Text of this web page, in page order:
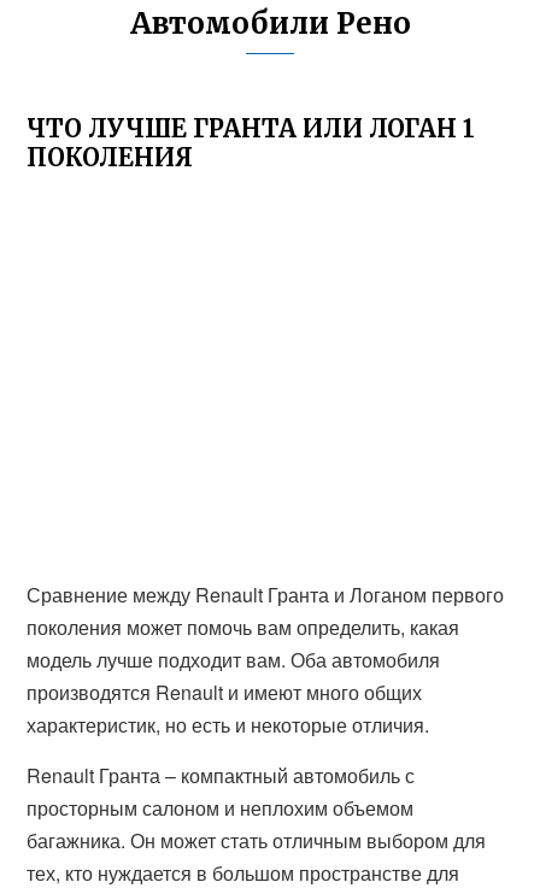
Автомобили Рено
ЧТО ЛУЧШЕ ГРАНТА ИЛИ ЛОГАН 1
ПОКОЛЕНИЯ
Сравнение между Renault Гранта и Логаном первого
поколения может помочь вам определить, какая
модель лучше подходит вам. Оба автомобиля
производятся Renault и имеют много общих
характеристик, но есть и некоторые отличия.
Renault Гранта – компактный автомобиль с
просторным салоном и неплохим объемом
багажника. Он может стать отличным выбором для
тех, кто нуждается в большом пространстве для